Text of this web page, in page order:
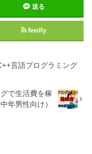
送る
feedly
言語プログラミング
で生活費を稼
年男性向け）